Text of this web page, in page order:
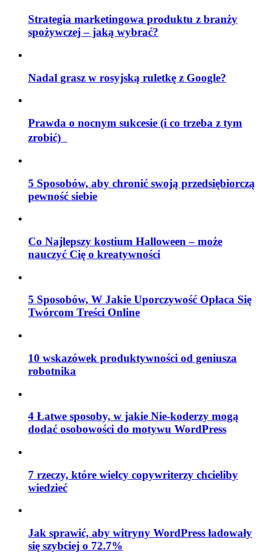
Strategia marketingowa produktu z branży
spożywczej – jaką wybrać?
Nadal grasz w rosyjską ruletkę z Google?
Prawda o nocnym sukcesie (i co trzeba z tym
zrobić)
5 Sposobów, aby chronić swoją przedsiębiorczą
pewność siebie
Co Najlepszy kostium Halloween – może
nauczyć Cię o kreatywności
5 Sposobów, W Jakie Uporczywość Opłaca Się
Twórcom Treści Online
10 wskazówek produktywności od geniusza
robotnika
4 Łatwe sposoby, w jakie Nie-koderzy mogą
dodać osobowości do motywu WordPress
7 rzeczy, które wielcy copywriterzy chcieliby
wiedzieć
Jak sprawić, aby witryny WordPress ładowały
się szybciej o 72.7%